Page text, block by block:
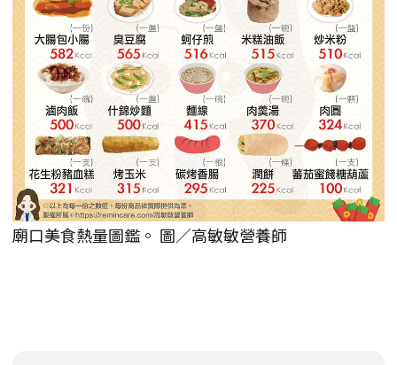
廟口美食熱量圖鑑。 圖／高敏敏營養師